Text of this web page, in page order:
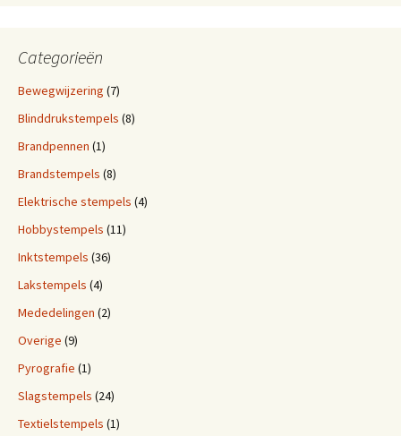
n
a
a
Categorieën
Bewegwijzering (7)
Blinddrukstempels (8)
Brandpennen (1)
Brandstempels (8)
Elektrische stempels (4)
Hobbystempels (11)
Inktstempels (36)
Lakstempels (4)
Mededelingen (2)
Overige (9)
Pyrografie (1)
Slagstempels (24)
Textielstempels (1)